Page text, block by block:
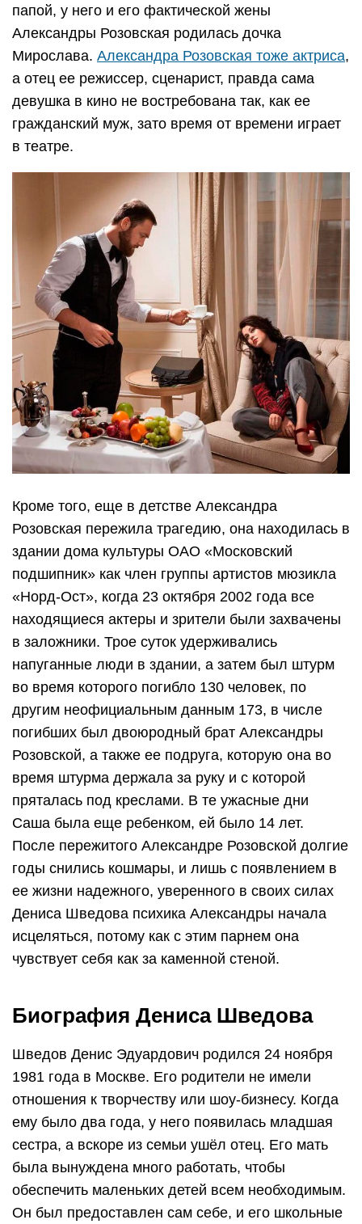
папой, у него и его фактической жены
Александры Розовская родилась дочка
Мирослава. Александра Розовская тоже актриса,
а отец ее режиссер, сценарист, правда сама
девушка в кино не востребована так, как ее
гражданский муж, зато время от времени играет
в театре.
Кроме того, еще в детстве Александра
Розовская пережила трагедию, она находилась в
здании дома культуры ОАО «Московский
подшипник» как член группы артистов мюзикла
«Норд-Ост», когда 23 октября 2002 года все
находящиеся актеры и зрители были захвачены
в заложники. Трое суток удерживались
напуганные люди в здании, а затем был штурм
во время которого погибло 130 человек, по
другим неофициальным данным 173, в числе
погибших был двоюродный брат Александры
Розовской, а также ее подруга, которую она во
время штурма держала за руку и с которой
пряталась под креслами. В те ужасные дни
Саша была еще ребенком, ей было 14 лет.
После пережитого Александре Розовской долгие
годы снились кошмары, и лишь с появлением в
ее жизни надежного, уверенного в своих силах
Дениса Шведова психика Александры начала
исцеляться, потому как с этим парнем она
чувствует себя как за каменной стеной.
Биография Дениса Шведова
Шведов Денис Эдуардович родился 24 ноября
1981 года в Москве. Его родители не имели
отношения к творчеству или шоу-бизнесу. Когда
ему было два года, у него появилась младшая
сестра, а вскоре из семьи ушёл отец. Его мать
была вынуждена много работать, чтобы
обеспечить маленьких детей всем необходимым.
Он был предоставлен сам себе, и его школьные